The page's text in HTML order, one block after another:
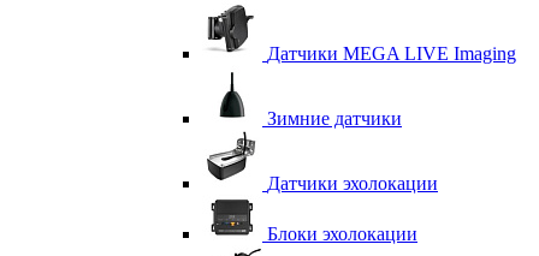
Датчики MEGA LIVE Imaging
Зимние датчики
Датчики эхолокации
Блоки эхолокации